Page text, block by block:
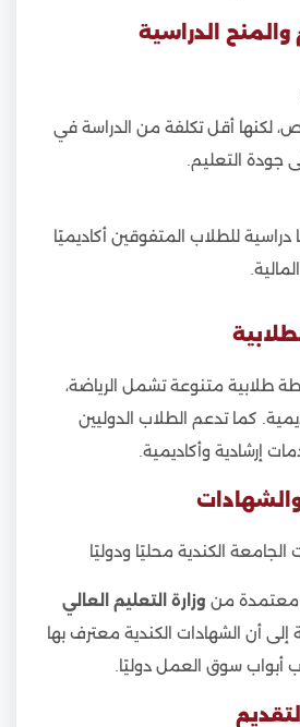
الدراسية
لكنها أقل تكلفة من الدراسة في
جودة التعليم.
للطلاب المتفوقين أكاديميًا
طلابية متنوعة تشمل الرياضة،
كما تدعم الطلاب الدوليين
إرشادية وأكاديمية.
والشهادات
الكندية محليًا ودوليًا
معتمدة من وزارة التعليم العالي
إلى أن الشهادات الكندية معترف بها
أبواب سوق العمل دوليًا.